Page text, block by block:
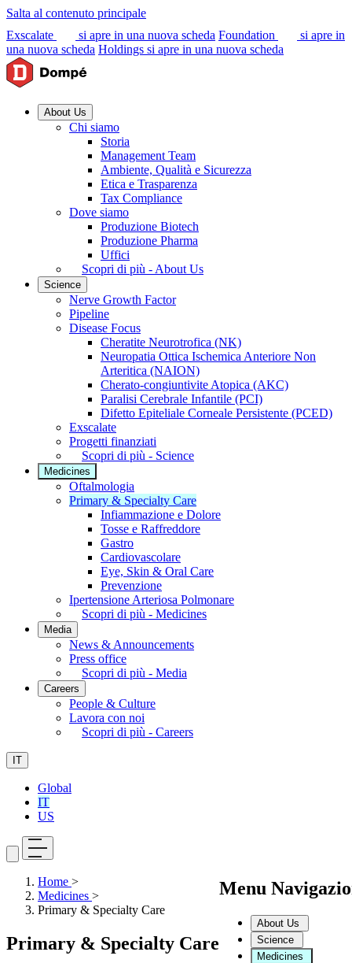
Salta al contenuto principale
Exscalate
si apre in una nuova scheda Foundation
si apre in
una nuova scheda Holdings si apre in una nuova scheda
About Us
Chi siamo
Storia
Management Team
Ambiente, Qualità e Sicurezza
Etica e Trasparenza
Tax Compliance
Dove siamo
Produzione Biotech
Produzione Pharma
Uffici
Scopri di più - About Us
Science
Nerve Growth Factor
Pipeline
Disease Focus
Cheratite Neurotrofica (NK)
Neuropatia Ottica Ischemica Anteriore Non
Arteritica (NAION)
Cherato-congiuntivite Atopica (AKC)
Paralisi Cerebrale Infantile (PCI)
Difetto Epiteliale Corneale Persistente (PCED)
Exscalate
Progetti finanziati
Scopri di più - Science
Medicines
Oftalmologia
Primary & Specialty Care
Infiammazione e Dolore
Tosse e Raffreddore
Gastro
Cardiovascolare
Eye, Skin & Oral Care
Prevenzione
Ipertensione Arteriosa Polmonare
Scopri di più - Medicines
Media
News & Announcements
Press office
Scopri di più - Media
Careers
People & Culture
Lavora con noi
Scopri di più - Careers
IT
Global
IT
US
Menu
About Us
Science
Medicines
Home >
Medicines >
Primary & Specialty Care
Primary & Specialty Care